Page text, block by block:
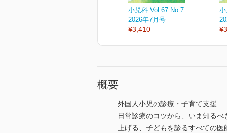
小児科 Vol.67 No.7
2026年7月号
¥3,410
概要
外国人小児の診療・子育て支援
日常診療のコツから、いま知る
上げる、子どもを診るすべての